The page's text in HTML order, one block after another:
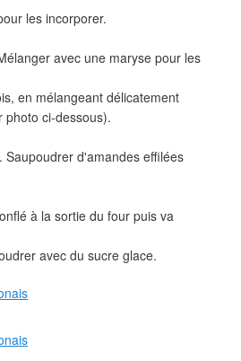
les incorporer.
avec une maryse pour les
en mélangeant délicatement
photo ci-dessous).
Saupoudrer d'amandes effilées
à la sortie du four puis va
avec du sucre glace.